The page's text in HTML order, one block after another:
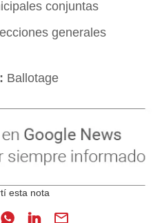
conjuntas
generales
Ballotage